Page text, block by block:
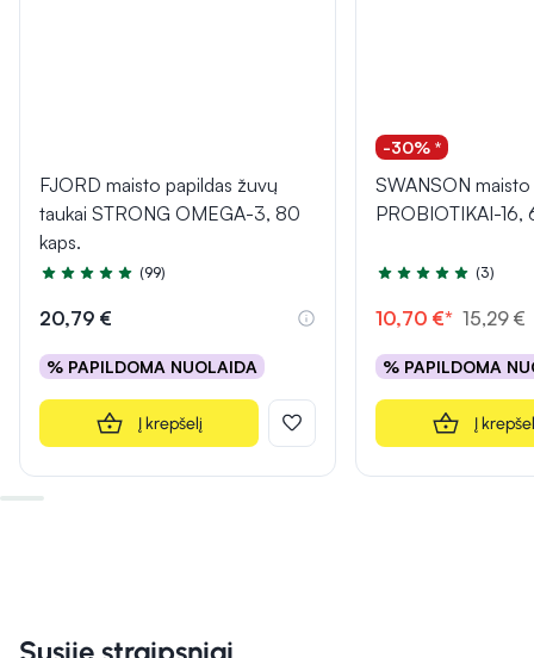
FJORD maisto papildas žuvų
taukai STRONG OMEGA-3, 80
kaps.
Įvertinimas 4.9 iš 5
(99)
20,79 €
% PAPILDOMA NUOLAIDA
Į krepšelį
-30% *
SWANSON
PROBIOTIKAI-16,
Įvertinimas 5.0 iš 5
(3)
10,70 €* 15,29 €
% PAPILDOMA
Į